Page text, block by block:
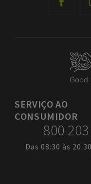
SERVIÇOAO
CONSUMIDOR
800
Das 08:30 às